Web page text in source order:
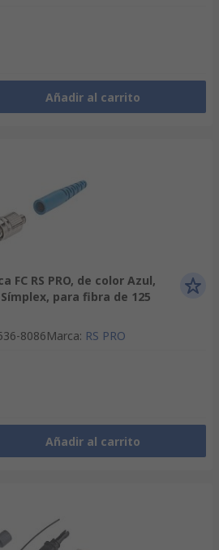
Añadir al carrito
RS PRO, de color Azul,
para fibra de 125
8086Marca: RS PRO
Añadir al carrito